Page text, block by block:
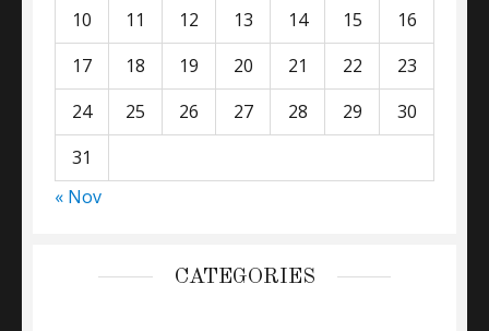
10
11 12 13 14 15
16
17
18 19 20 21 22
23
24
25 26 27 28 29
30
31
« Nov
CATEGORIES